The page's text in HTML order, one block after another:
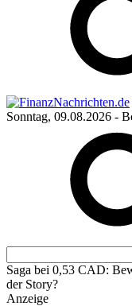
Sonntag, 09.08.2026 -
Saga bei 0,53 CAD:
der Story?
Anzeige